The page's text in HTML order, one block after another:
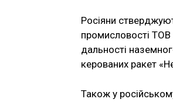
Росіяни
промисловості ТОВ
дальності
керованих ракет
Також у